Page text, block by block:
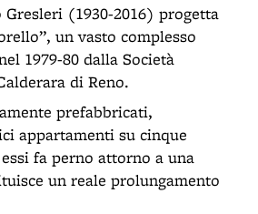
(1930-2016) progetta
un vasto complesso
1979-80 dalla Società
di Reno.
prefabbricati,
appartamenti su cinque
fa perno attorno a una
un reale prolungamento